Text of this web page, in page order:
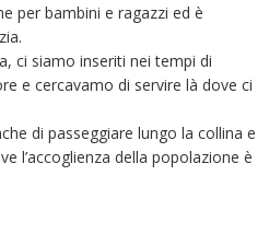
per bambini e ragazzi ed è
ci siamo inseriti nei tempi di
e cercavamo di servire là dove ci
di passeggiare lungo la collina e
l’accoglienza della popolazione è